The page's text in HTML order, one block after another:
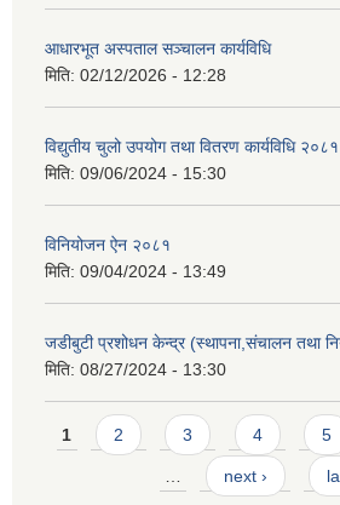
आधारभूत अस्पताल सञ्चालन कार्यविधि
मिति: 02/12/2026 - 12:28
विद्युतीय चुलो उपयोग तथा वितरण कार्यविधि २०८१
मिति: 09/06/2024 - 15:30
विनियोजन ऐन २०८१
मिति: 09/04/2024 - 13:49
जडीबुटी प्रशोधन केन्द्र (स्थापना,संचालन तथा
मिति: 08/27/2024 - 13:30
Pages
1 2 3 4 5
… next ›